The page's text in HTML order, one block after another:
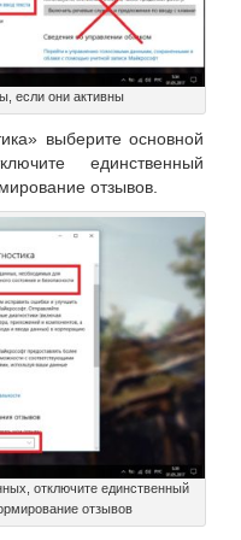
если они активны
выберите основной
единственный
отзывов.
отключите единственный
отзывов